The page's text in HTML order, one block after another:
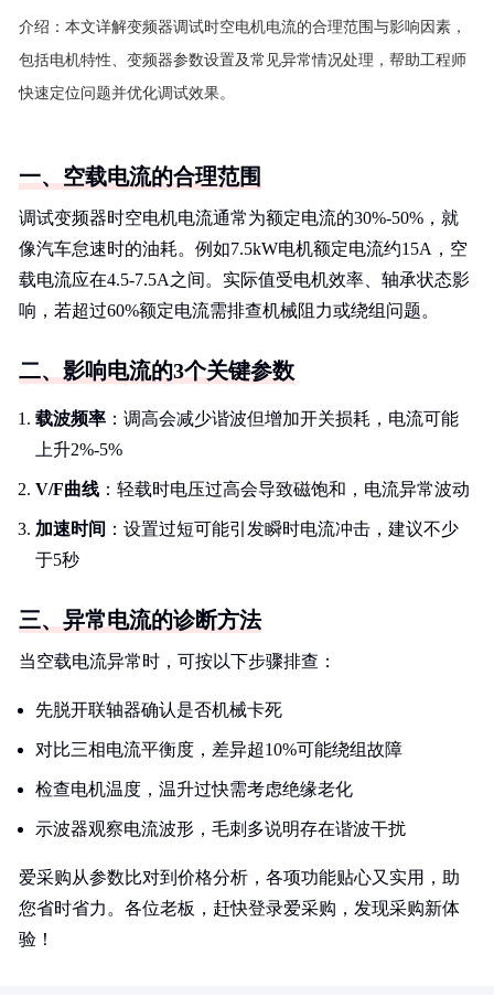
介绍： 本文详解变频器调试时空电机电流的合理范围与影响因素，
包括电机特性、变频器参数设置及常见异常情况处理，帮助工程师
快速定位问题并优化调试效果。
一、空载电流的合理范围
调试变频器时空电机电流通常为额定电流的30%-50%，就
像汽车怠速时的油耗。例如7.5kW电机额定电流约15A，空
载电流应在4.5-7.5A之间。实际值受电机效率、轴承状态影
响，若超过60%额定电流需排查机械阻力或绕组问题。
二、影响电流的3个关键参数
载波频率 ：调高会减少谐波但增加开关损耗，电流可能
上升2%-5%
V/F曲线 ：轻载时电压过高会导致磁饱和，电流异常波动
加速时间 ：设置过短可能引发瞬时电流冲击，建议不少
于5秒
三、异常电流的诊断方法
当空载电流异常时，可按以下步骤排查：
先脱开联轴器确认是否机械卡死
对比三相电流平衡度，差异超10%可能绕组故障
检查电机温度，温升过快需考虑绝缘老化
示波器观察电流波形，毛刺多说明存在谐波干扰
爱采购从参数比对到价格分析，各项功能贴心又实用，助
您省时省力。各位老板，赶快登录爱采购，发现采购新体
验！